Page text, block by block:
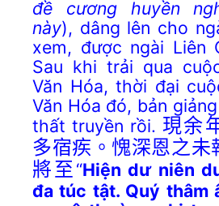
đề cương huyền
này), dâng lên cho
xem, được ngài Liên
Sau khi trải qua
Văn Hóa, thời đại
Văn Hóa đó, bản
thất truyền rồi.現余
多宿疾。愧深恩之未
將至 “Hiện dư niên
đa túc tật. Quý thâm